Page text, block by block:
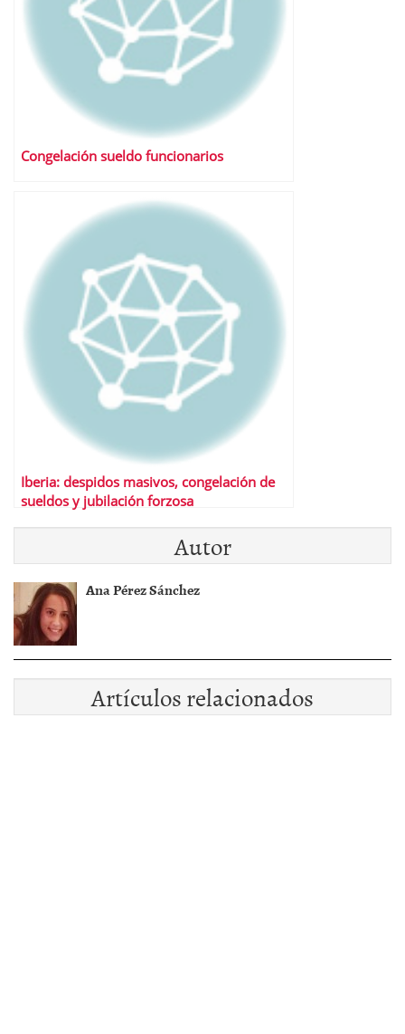
Congelación sueldo funcionarios
Iberia: despidos masivos, congelación de
sueldos y jubilación forzosa
Autor
Ana Pérez Sánchez
Artículos relacionados